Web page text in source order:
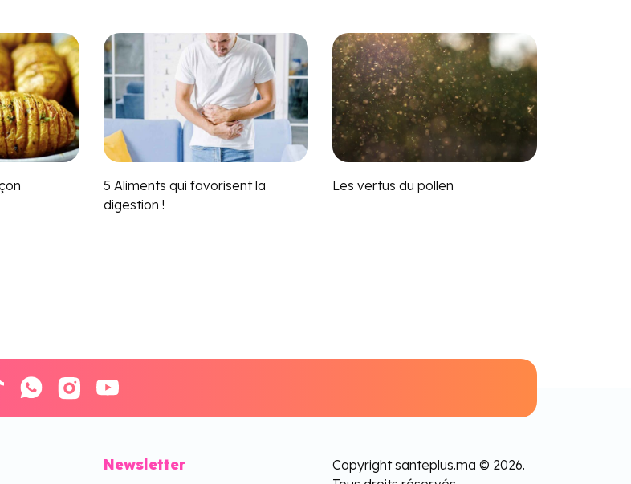
5 Aliments qui favorisent la
digestion !
Les vertus du pollen
Newsletter
Copyright santeplus.ma © 2026.